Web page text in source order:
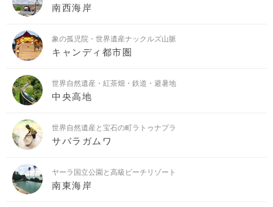
南西海岸
象の孤児院・世界遺産ナックルズ山脈
キャンディ都市圏
世界自然遺産・紅茶畑・鉄道・避暑地
中央高地
世界自然遺産と宝石の町ラトゥナプラ
サバラガムワ
ヤーラ国立公園と高級ビーチリゾート
南東海岸